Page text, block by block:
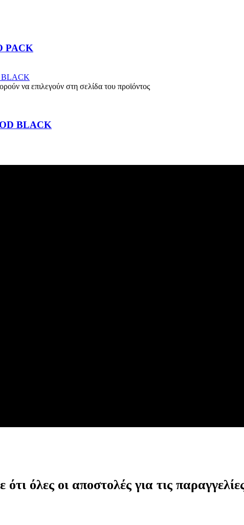
PACK
να επιλεγούν στη σελίδα του προϊόντος
BLACK
όλες οι αποστολές για τις